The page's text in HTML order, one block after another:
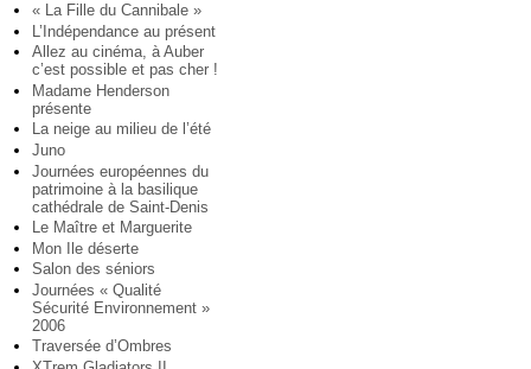
« La Fille du Cannibale »
L’Indépendance au présent
Allez au cinéma, à Auber
c’est possible et pas cher !
Madame Henderson
présente
La neige au milieu de l’été
Juno
Journées européennes du
patrimoine à la basilique
cathédrale de Saint-Denis
Le Maître et Marguerite
Mon Ile déserte
Salon des séniors
Journées « Qualité
Sécurité Environnement »
2006
Traversée d’Ombres